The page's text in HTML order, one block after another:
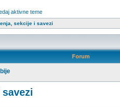
aktivne teme
sekcije i savezi
Forum